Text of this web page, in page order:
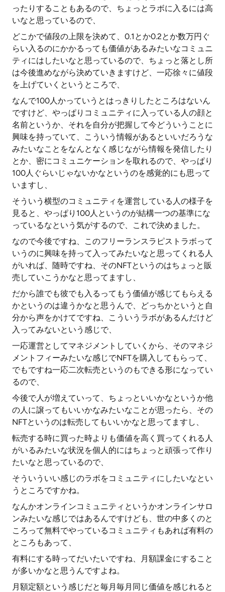
ったりすることもあるので、ちょっとラボに入るには高
いなと思っているので、
どこかで値段の上限を決めて、0.1とか0.2とか数万円ぐ
らい入るのにかかるっても価値があるみたいなコミュニ
ティにはしたいなと思っているので、ちょっと落とし所
は今後進めながら決めていきますけど、一応徐々に値段
を上げていくというところで、
なんで100人かっていうとはっきりしたところはないん
ですけど、やっぱりコミュニティに入っている人の顔と
名前というか、それを自分が把握して今どういうことに
興味を持っていて、こういう情報があるといいだろうな
みたいなことをなんとなく感じながら情報を発信したり
とか、密にコミュニケーションを取れるので、やっぱり
100人ぐらいじゃないかなというのを感覚的にも思って
いますし、
そういう横型のコミュニティを運営している人の様子を
見ると、やっぱり100人というのが結構一つの基準にな
っているなという気がするので、これで決めました。
なので今後ですね、このフリーランスラピストラボって
いうのに興味を持って入ってみたいなと思ってくれる人
がいれば、随時ですね、そのNFTというのはちょっと販
売していこうかなと思ってますし、
だから誰でも彼でも入るってもう価値が感じてもらえる
かというのは違うかなと思うんで、どっちかというと自
分から声をかけてですね、こういうラボがあるんだけど
入ってみないという感じで、
一応運営としてマネジメントしていくから、そのマネジ
メントフィーみたいな感じでNFTを購入してもらって、
でもですね一応二次転売というのもできる形になってい
るので、
今後で人が増えていって、ちょっといいかなというか他
の人に譲ってもいいかなみたいなことが思ったら、その
NFTというのは転売してもいいかなと思ってますし、
転売する時に買った時よりも価値を高く買ってくれる人
がいるみたいな状況を個人的にはちょっと頑張って作り
たいなと思っているので、
そういういい感じのラボをコミュニティにしたいなとい
うところですかね。
なんかオンラインコミュニティというかオンラインサロ
ンみたいな感じではあるんですけども、世の中多くのと
ころって無料でやっているコミュニティもあれば有料の
ところもあって、
有料にする時ってだいたいですね、月額課金にすること
が多いかなと思うんですよね。
月額定額という感じだと毎月毎月同じ価値を感じれると